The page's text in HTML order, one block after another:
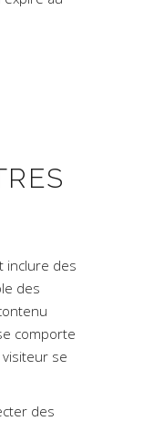
inclure des
des
comporte
se
des